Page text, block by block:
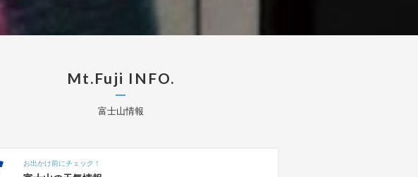
Mt.Fuji INFO.
富士山情報
お出かけ前にチェック！